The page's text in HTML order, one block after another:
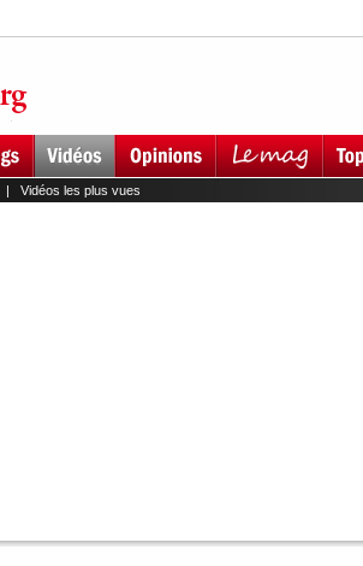
| Vidéos les plus vues